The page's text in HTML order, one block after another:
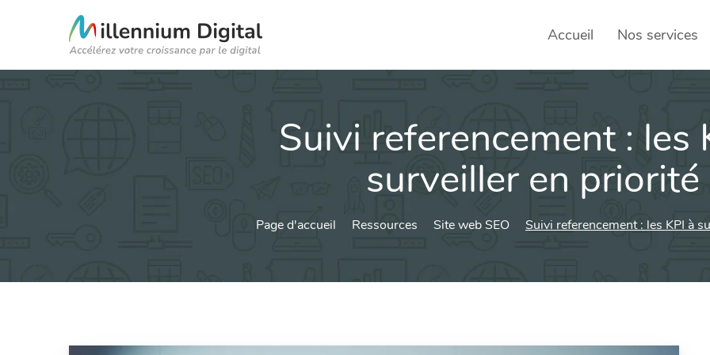
Accueil Nos services
SEO
Social
Suivi referencement : les
surveiller en priorité
Page d'accueil Ressources Site web SEO Suivi referencement : les KPI à